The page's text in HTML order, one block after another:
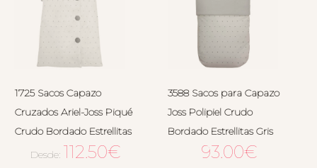
1725 Sacos Capazo
Cruzados Ariel-Joss Piqué
Crudo Bordado Estrellitas
Desde: 112.50€
3588 Sacos para Capazo
Joss Polipiel Crudo
Bordado Estrellitas Gris
93.00€